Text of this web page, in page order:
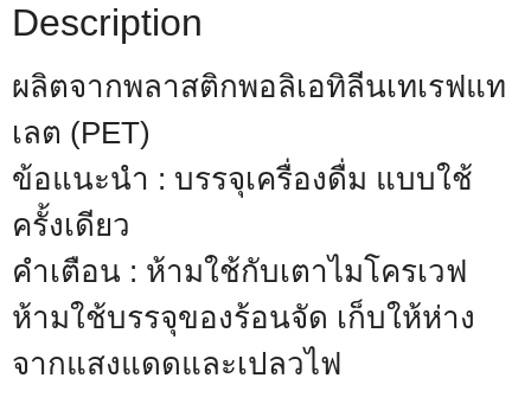
Description
ผลิตจากพลาสติกพอลิเอทิลีนเทเรฟแท
เลต (PET)
ข้อแนะนำ : บรรจุเครื่องดื่ม แบบใช้
ครั้งเดียว
คำเตือน : ห้ามใช้กับเตาไมโครเวฟ
ห้ามใช้บรรจุของร้อนจัด เก็บให้ห่าง
จากแสงแดดและเปลวไฟ